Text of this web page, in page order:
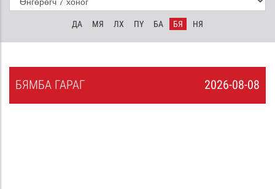
ДА МЯ ЛХ ПҮ БА БЯ НЯ
2026-08-08
БЯМБА ГАРАГ